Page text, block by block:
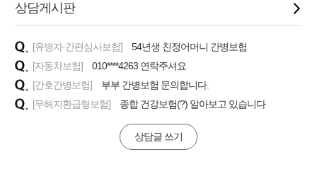
#무해지 건강보험
#바뀌기전에 4세대 가입
상담게시판
[유병자·간편심사보험]
54년생 친정어머니 간병보험
[자동차보험]
010****4263 연락주셔요
[간호간병보험]
부부 간병보험 문의합니다.
[무해지환급형보험]
종합 건강보험(?) 알아보고 있습니다
상담글 쓰기